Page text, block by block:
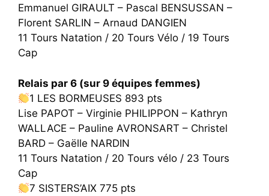
Emmanuel GIRAULT – Pascal BENSUSSAN –
Florent SARLIN – Arnaud DANGIEN
11 Tours Natation / 20 Tours Vélo / 19 Tours
Cap
Relais par 6 (sur 9 équipes femmes)
1 LES BORMEUSES 893 pts
Lise PAPOT – Virginie PHILIPPON – Kathryn
WALLACE – Pauline AVRONSART – Christel
BARD – Gaëlle NARDIN
11 Tours Natation / 20 Tours vélo / 23 Tours
Cap
7 SISTERS’AIX 775 pts